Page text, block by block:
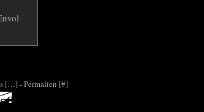
[…]- Permalien [#]